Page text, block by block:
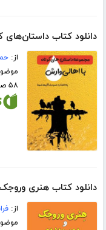
دانلود کتاب داستان‌های
از:
۵۸ صفحه
دانلود کتاب هنری
از: